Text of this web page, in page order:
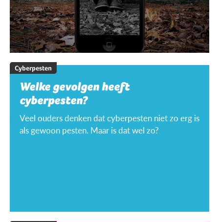
Cyberpesten
Welke gevolgen heeft
cyberpesten?
Veel ouders denken dat cyberpesten niet zo erg is
als gewoon pesten. Maar is dat wel zo?